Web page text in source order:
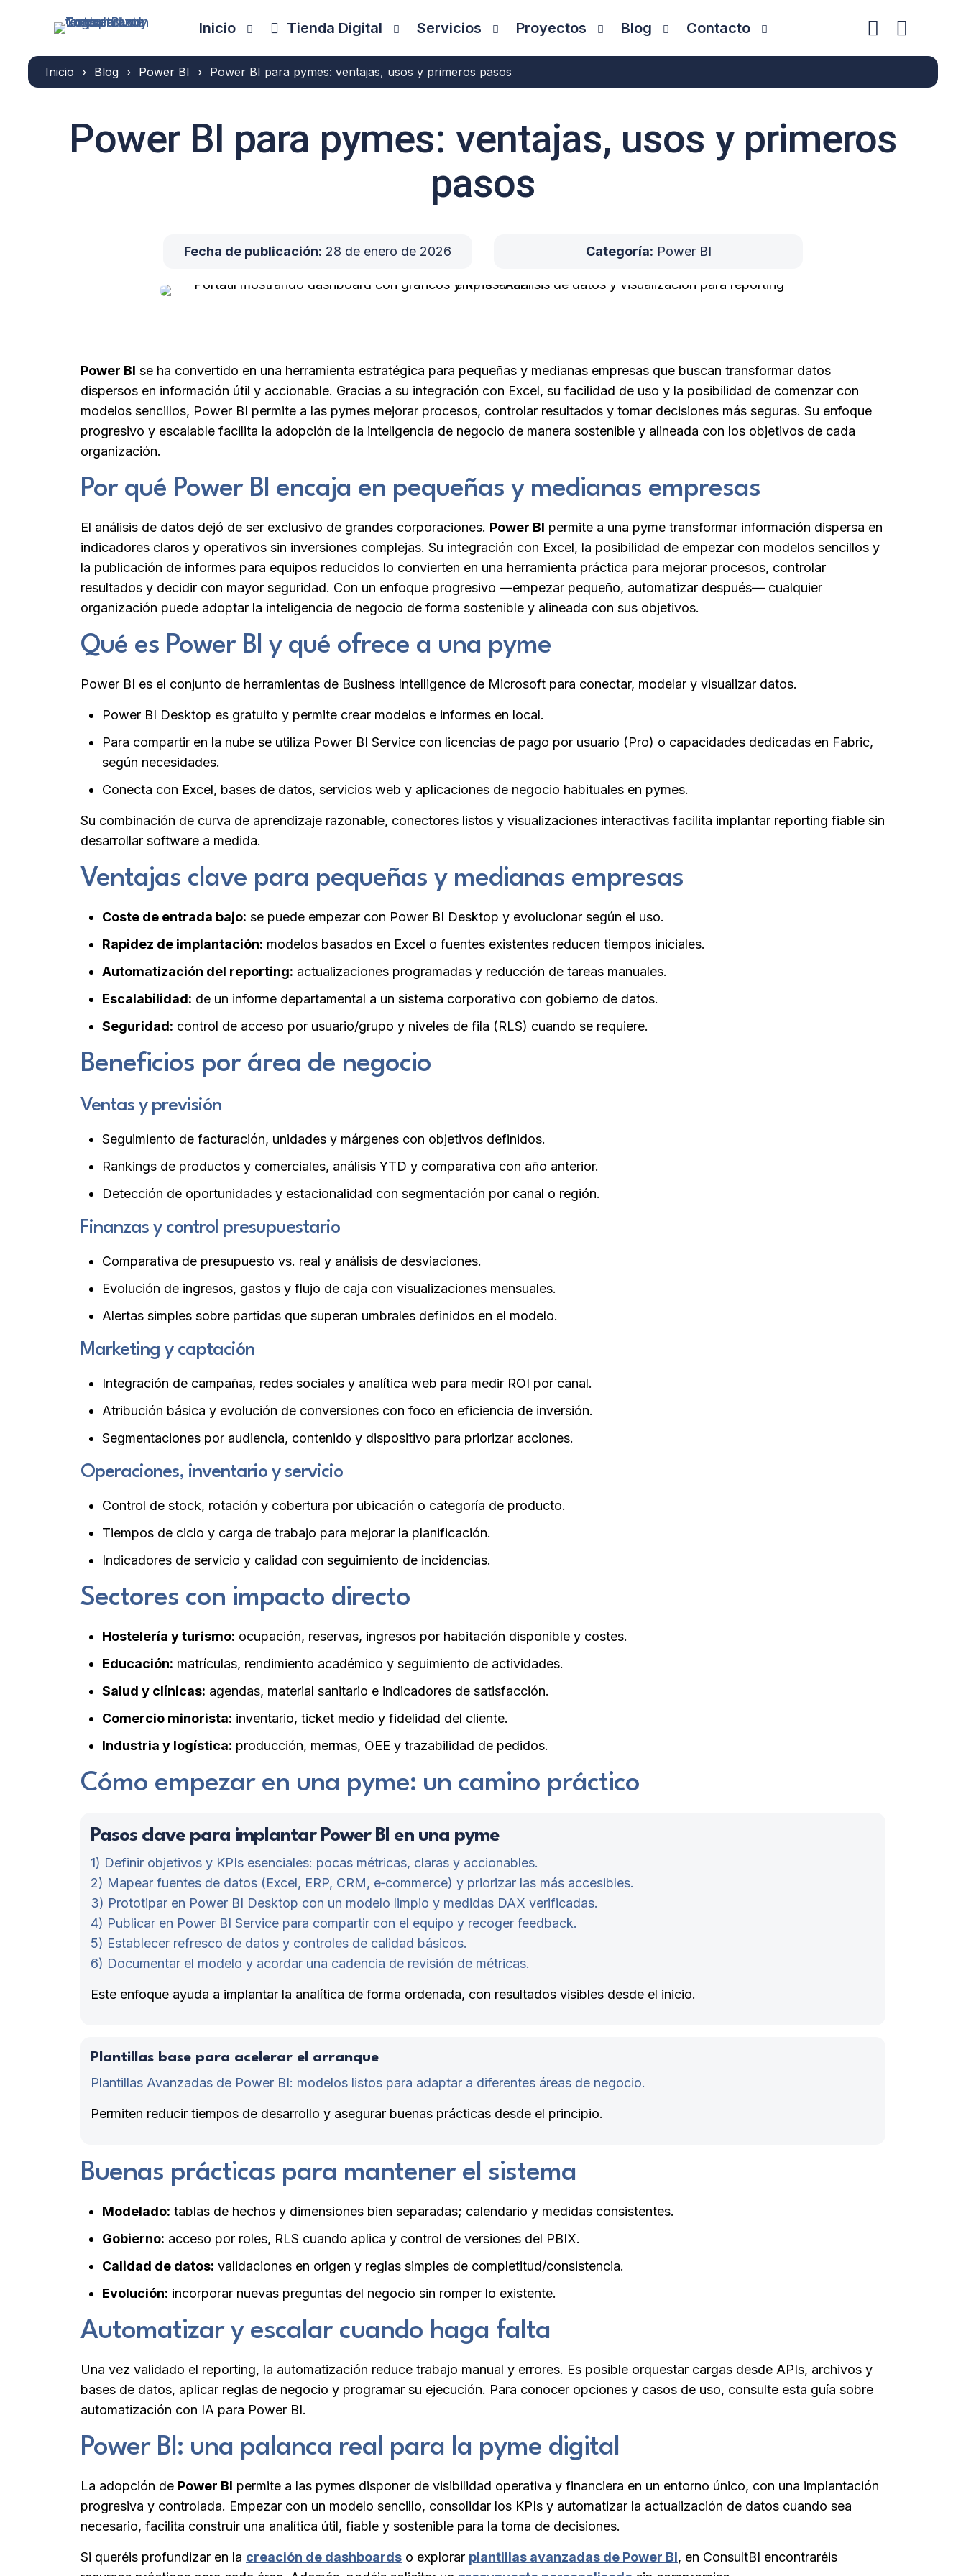
Inicio Tienda Digital Servicios Proyectos Blog Contacto
Inicio › Blog › Power BI › Power BI para pymes: ventajas, usos y primeros pasos
Power BI para pymes: ventajas, usos y primeros
pasos
Fecha de publicación: 28 de enero de 2026 Categoría: Power BI
Power BI se ha convertido en una herramienta estratégica para pequeñas y medianas empresas que buscan transformar datos
dispersos en información útil y accionable. Gracias a su integración con Excel, su facilidad de uso y la posibilidad de comenzar con
modelos sencillos, Power BI permite a las pymes mejorar procesos, controlar resultados y tomar decisiones más seguras. Su enfoque
progresivo y escalable facilita la adopción de la inteligencia de negocio de manera sostenible y alineada con los objetivos de cada
organización.
Por qué Power BI encaja en pequeñas y medianas empresas
El análisis de datos dejó de ser exclusivo de grandes corporaciones. Power BI permite a una pyme transformar información dispersa en
indicadores claros y operativos sin inversiones complejas. Su integración con Excel, la posibilidad de empezar con modelos sencillos y
la publicación de informes para equipos reducidos lo convierten en una herramienta práctica para mejorar procesos, controlar
resultados y decidir con mayor seguridad. Con un enfoque progresivo —empezar pequeño, automatizar después— cualquier
organización puede adoptar la inteligencia de negocio de forma sostenible y alineada con sus objetivos.
Qué es Power BI y qué ofrece a una pyme
Power BI es el conjunto de herramientas de Business Intelligence de Microsoft para conectar, modelar y visualizar datos.
Power BI Desktop es gratuito y permite crear modelos e informes en local.
Para compartir en la nube se utiliza Power BI Service con licencias de pago por usuario (Pro) o capacidades dedicadas en Fabric,
según necesidades.
Conecta con Excel, bases de datos, servicios web y aplicaciones de negocio habituales en pymes.
Su combinación de curva de aprendizaje razonable, conectores listos y visualizaciones interactivas facilita implantar reporting fiable sin
desarrollar software a medida.
Ventajas clave para pequeñas y medianas empresas
Coste de entrada bajo: se puede empezar con Power BI Desktop y evolucionar según el uso.
Rapidez de implantación: modelos basados en Excel o fuentes existentes reducen tiempos iniciales.
Automatización del reporting: actualizaciones programadas y reducción de tareas manuales.
Escalabilidad: de un informe departamental a un sistema corporativo con gobierno de datos.
Seguridad: control de acceso por usuario/grupo y niveles de fila (RLS) cuando se requiere.
Beneficios por área de negocio
Ventas y previsión
Seguimiento de facturación, unidades y márgenes con objetivos definidos.
Rankings de productos y comerciales, análisis YTD y comparativa con año anterior.
Detección de oportunidades y estacionalidad con segmentación por canal o región.
Finanzas y control presupuestario
Comparativa de presupuesto vs. real y análisis de desviaciones.
Evolución de ingresos, gastos y flujo de caja con visualizaciones mensuales.
Alertas simples sobre partidas que superan umbrales definidos en el modelo.
Marketing y captación
Integración de campañas, redes sociales y analítica web para medir ROI por canal.
Atribución básica y evolución de conversiones con foco en eficiencia de inversión.
Segmentaciones por audiencia, contenido y dispositivo para priorizar acciones.
Operaciones, inventario y servicio
Control de stock, rotación y cobertura por ubicación o categoría de producto.
Tiempos de ciclo y carga de trabajo para mejorar la planificación.
Indicadores de servicio y calidad con seguimiento de incidencias.
Sectores con impacto directo
Hostelería y turismo: ocupación, reservas, ingresos por habitación disponible y costes.
Educación: matrículas, rendimiento académico y seguimiento de actividades.
Salud y clínicas: agendas, material sanitario e indicadores de satisfacción.
Comercio minorista: inventario, ticket medio y fidelidad del cliente.
Industria y logística: producción, mermas, OEE y trazabilidad de pedidos.
Cómo empezar en una pyme: un camino práctico
Pasos clave para implantar Power BI en una pyme
1) Definir objetivos y KPIs esenciales: pocas métricas, claras y accionables.
2) Mapear fuentes de datos (Excel, ERP, CRM, e‑commerce) y priorizar las más accesibles.
3) Prototipar en Power BI Desktop con un modelo limpio y medidas DAX verificadas.
4) Publicar en Power BI Service para compartir con el equipo y recoger feedback.
5) Establecer refresco de datos y controles de calidad básicos.
6) Documentar el modelo y acordar una cadencia de revisión de métricas.
Este enfoque ayuda a implantar la analítica de forma ordenada, con resultados visibles desde el inicio.
Plantillas base para acelerar el arranque
Plantillas Avanzadas de Power BI: modelos listos para adaptar a diferentes áreas de negocio.
Permiten reducir tiempos de desarrollo y asegurar buenas prácticas desde el principio.
Buenas prácticas para mantener el sistema
Modelado: tablas de hechos y dimensiones bien separadas; calendario y medidas consistentes.
Gobierno: acceso por roles, RLS cuando aplica y control de versiones del PBIX.
Calidad de datos: validaciones en origen y reglas simples de completitud/consistencia.
Evolución: incorporar nuevas preguntas del negocio sin romper lo existente.
Automatizar y escalar cuando haga falta
Una vez validado el reporting, la automatización reduce trabajo manual y errores. Es posible orquestar cargas desde APIs, archivos y
bases de datos, aplicar reglas de negocio y programar su ejecución. Para conocer opciones y casos de uso, consulte esta guía sobre
automatización con IA para Power BI.
Power BI: una palanca real para la pyme digital
La adopción de Power BI permite a las pymes disponer de visibilidad operativa y financiera en un entorno único, con una implantación
progresiva y controlada. Empezar con un modelo sencillo, consolidar los KPIs y automatizar la actualización de datos cuando sea
necesario, facilita construir una analítica útil, fiable y sostenible para la toma de decisiones.
Si queréis profundizar en la creación de dashboards o explorar plantillas avanzadas de Power BI, en ConsultBI encontraréis